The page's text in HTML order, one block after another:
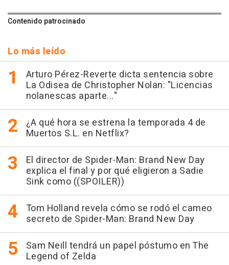
Contenido patrocinado
Lo más leído
Arturo Pérez-Reverte dicta sentencia sobre
La Odisea de Christopher Nolan: "Licencias
nolanescas aparte..."
¿A qué hora se estrena la temporada 4 de
Muertos S.L. en Netflix?
El director de Spider-Man: Brand New Day
explica el final y por qué eligieron a Sadie
Sink como ((SPOILER))
Tom Holland revela cómo se rodó el cameo
secreto de Spider-Man: Brand New Day
Sam Neill tendrá un papel póstumo en The
Legend of Zelda